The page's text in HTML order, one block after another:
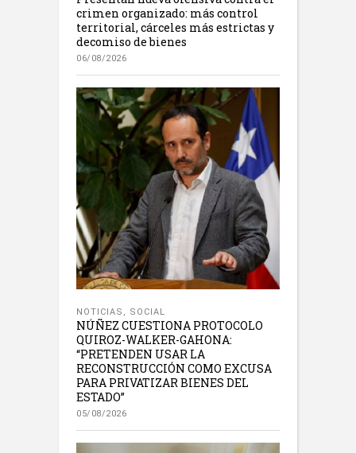
crimen organizado: más control
territorial, cárceles más estrictas y
decomiso de bienes
06/08/2026
NOTICIAS , SOCIAL
NÚÑEZ CUESTIONA PROTOCOLO
QUIROZ-WALKER-GAHONA:
“PRETENDEN USAR LA
RECONSTRUCCIÓN COMO EXCUSA
PARA PRIVATIZAR BIENES DEL
ESTADO”
05/08/2026